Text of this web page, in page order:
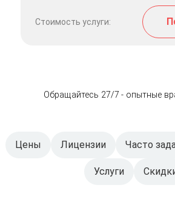
Стоимость услуги:
Обращайтесь 27/7 - опытные
Цены Лицензии Часто
Услуги